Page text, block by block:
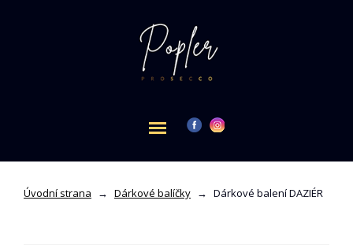
Úvodní strana → Dárkové balíčky → Dárkové balení DAZIÉR